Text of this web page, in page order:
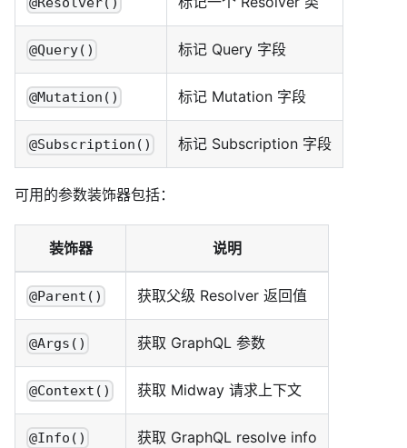
@Query() 标记 Query 字段
@Mutation() 标记 Mutation 字段
@Subscription() 标记 Subscription 字段
可用的参数装饰器包括：
装饰器 说明
@Parent() 获取父级 Resolver 返回值
@Args() 获取 GraphQL 参数
@Context() 获取 Midway 请求上下文
@Info() 获取 GraphQL resolve info